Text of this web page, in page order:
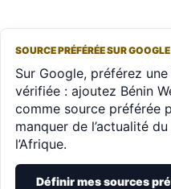
SOURCE PRÉFÉRÉE SUR GOOGLE
Sur Google, préférez
vérifiée : ajoutez Bénin
comme source préférée
manquer de l’actualité
l’Afrique.
Définir mes sources